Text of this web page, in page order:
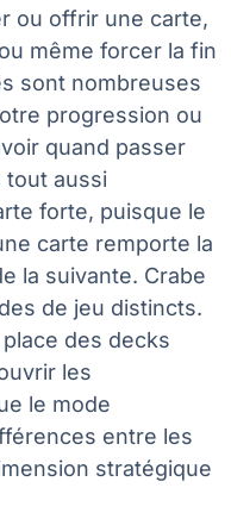
ou offrir une carte,
même forcer la fin
sont nombreuses
progression ou
quand passer
tout aussi
forte, puisque le
carte remporte la
la suivante. Crabe
de jeu distincts.
des decks
les
le mode
entre les
stratégique